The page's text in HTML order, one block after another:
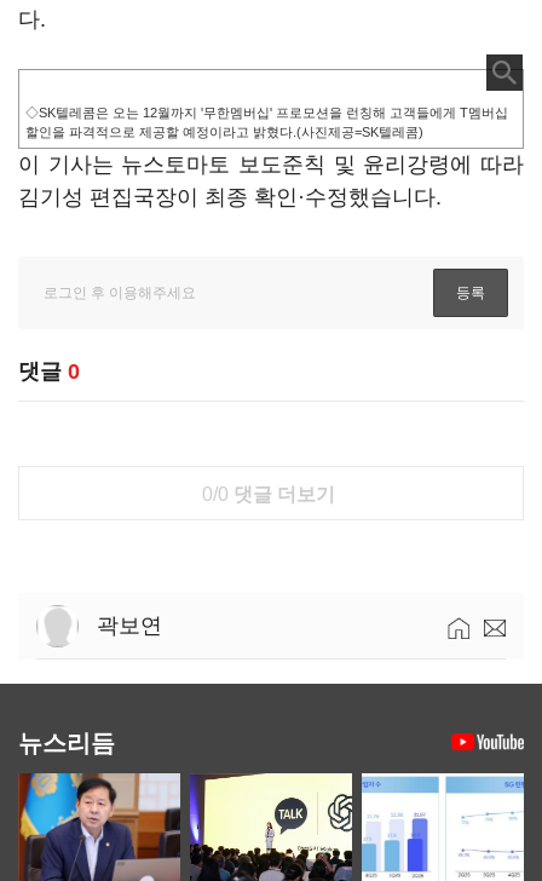
다.
◇SK텔레콤은 오는 12월까지 '무한멤버십' 프로모션을 런칭해 고객들에게 T멤버십
할인을 파격적으로 제공할 예정이라고 밝혔다.(사진제공=SK텔레콤)
이 기사는 뉴스토마토 보도준칙 및 윤리강령에 따라
김기성 편집국장이 최종 확인·수정했습니다.
댓글 0
0/0 댓글 더보기
곽보연
뉴스리듬